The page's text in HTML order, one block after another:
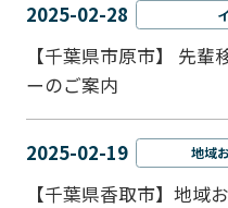
2025-02-28
【千葉県市原市】 先
ーのご案内
2025-02-19 地域
【千葉県香取市】地域